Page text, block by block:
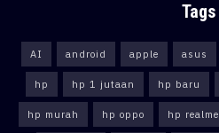
Tags
AI android apple asus
hp hp 1 jutaan hp baru
hp murah hp oppo hp realme